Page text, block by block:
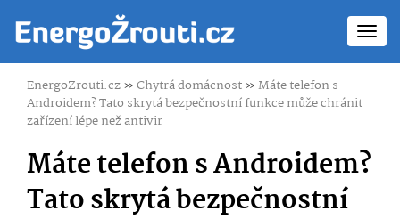
EnergoZrouti.cz»Chytrá domácnost»Máte telefon s
Androidem? Tato skrytá bezpečnostní funkce může chránit
zařízení lépe než antivir
Máte telefon s Androidem?
Tato skrytá bezpečnostní